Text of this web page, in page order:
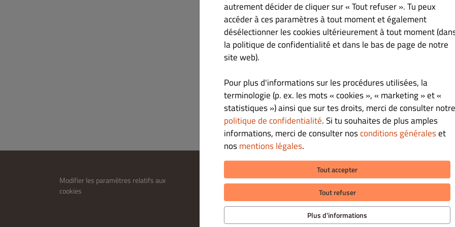
S’inscrire
Modifier les paramètres relatifs aux
cookies
INFORMATIONS
Politique De Confidentialité
MODES DE PAIEMENT POUR LE
SUR PLACE
autrement décider de cliquer sur « Tout refuser ». Tu peux
accéder à ces paramètres à tout moment et également
désélectionner les cookies ultérieurement à tout moment
la politique de confidentialité et dans le bas de page de notre
site web).
Pour plus d'informations sur les procédures utilisées, la
terminologie (p. ex. les mots « cookies », « marketing » et «
statistiques ») ainsi que sur tes droits, merci de consulter notre
politique de confidentialité. Si tu souhaites de plus amples
informations, merci de consulter nosconditions généraleset
nosmentions légales.
Tout accepter
Tout refuser
Plus d'informations